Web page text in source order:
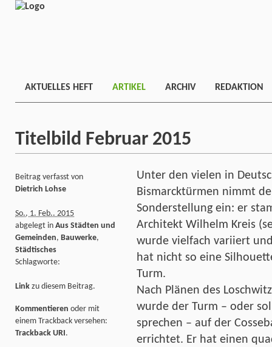
AKTUELLES HEFT ARTIKEL ARCHIV REDAKTION
Titelbild Februar 2015
Unter den vielen in
Bismarcktürmen nimmt
Sonderstellung ein: er
Architekt Wilhelm Kreis
wurde vielfach variiert
hat nicht so eine
Turm.
Nach Plänen des
wurde der Turm – oder
sprechen – auf der
errichtet. Er hat einen
Beitrag verfasst von
Dietrich Lohse
So., 1. Feb.. 2015
abgelegt in Aus Städten und
Gemeinden, Bauwerke,
Städtisches
Schlagworte:
Link zu diesem Beitrag.
Kommentieren oder mit
einem Trackback versehen:
Trackback URI.